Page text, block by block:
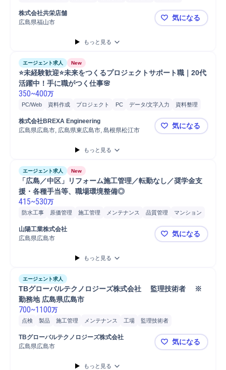
クレーム対応
点検
メンテナンス 店舗
進捗管理
法人営業 ルート営業
定期点検
顧客対応 提案
株式会社共栄店舗
広島県福山市
「広島／福
気になる
もっと見る
エージェント求人 New
⭐未経験歓迎⭐未来をつくるプロジェクトサポート職｜20代
活躍中！手に職がつく仕事🌸
350~400万
PC/Web 資料作成 プロジェクト PC データ/文字入力
資料整理
携帯電話/PC/PC周辺機器
株式会社BREXA Engineering
広島県広島市, 広島県東広島市, 島根県松江市
⭐未経験歓
気になる
もっと見る
エージェント求人 New
「広島／中区」リフォーム施工管理／転勤なし／奨学金支
援・各種手当等、職場環境整備◎
415~530万
防水工事 原価管理 施工管理 メンテナンス 品質管理
マンション
安全管理
発注
進捗管理
工事進捗管理
労務管理
顧客対応 予算計画 工事計画作成
見積書作成
山陽工業株式会社
広島県広島市
「広島／中
気になる
もっと見る
エージェント求人
TBグローバルテクノロジーズ株式会社　 監理技術者 　※
勤務地 広島県広島市
700~1100万
点検 製品 施工管理 メンテナンス 工場 監理技術者
TBグローバルテクノロジーズ株式会社
広島県広島市
TBグロー
気になる
もっと見る